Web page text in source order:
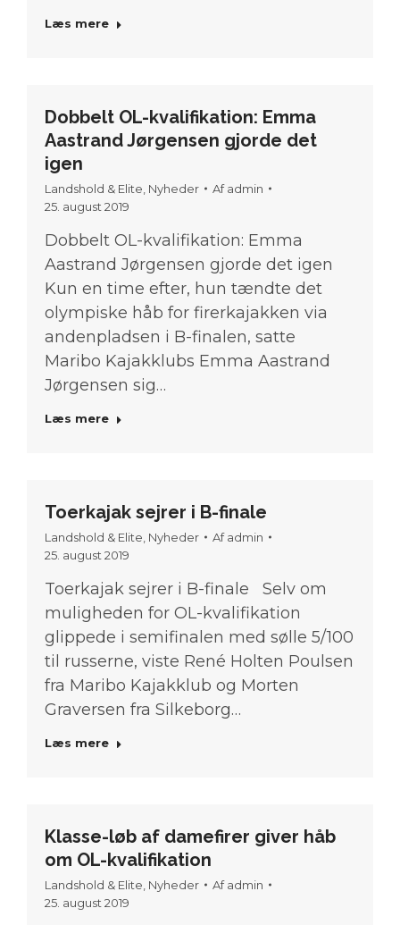
Læs mere
Dobbelt OL-kvalifikation: Emma
Aastrand Jørgensen gjorde det
igen
Landshold & Elite Nyheder Afadmin
25. august 2019
Dobbelt OL-kvalifikation: Emma
Aastrand Jørgensen gjorde det igen
Kun en time efter, hun tændte det
olympiske håb for firerkajakken via
andenpladsen i B-finalen, satte
Maribo Kajakklubs Emma Aastrand
Jørgensen sig…
Læs mere
Toerkajak sejrer i B-finale
Landshold & Elite Nyheder Afadmin
25. august 2019
Toerkajak sejrer i B-finale Selv om
muligheden for OL-kvalifikation
glippede i semifinalen med sølle 5/100
til russerne, viste René Holten Poulsen
fra Maribo Kajakklub og Morten
Graversen fra Silkeborg…
Læs mere
Klasse-løb af damefirer giver håb
om OL-kvalifikation
Landshold & Elite Nyheder Afadmin
25. august 2019